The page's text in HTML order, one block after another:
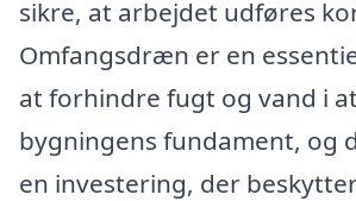
sikre, at arbejdet udføres
Omfangsdræn er en
at forhindre fugt og vand i
bygningens fundament, og
en investering, der